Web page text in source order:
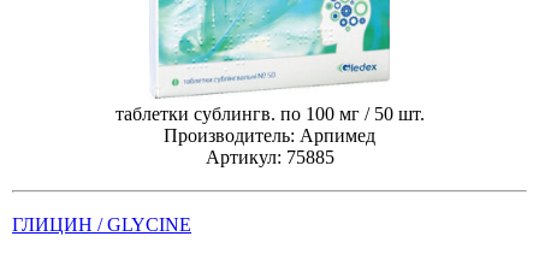
таблетки сублингв. по 100 мг / 50 шт.
Производитель: Арпимед
Артикул: 75885
ГЛИЦИН / GLYCINE